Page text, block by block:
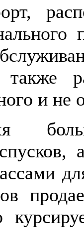
и не